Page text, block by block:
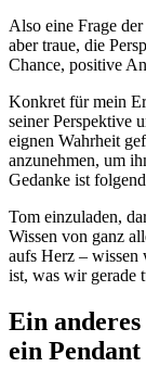
Also eine Frage
aber traue, die
Chance, positive
Konkret für mein
seiner Perspektive
eignen Wahrheit
anzunehmen, um
Gedanke ist
Tom einzuladen,
Wissen von ganz
aufs Herz –
ist, was wir gerade
Ein
ein Pendant